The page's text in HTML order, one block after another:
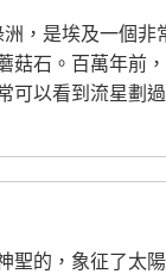
是埃及一個非
菇石。百萬年前
以看到流星劃
的，象征了太